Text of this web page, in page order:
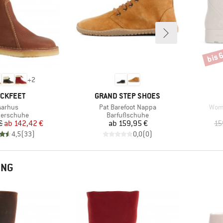
+2
Preis
reduzierter Preis
ab 142,42 €
4,5(33)
MARKE
GRAND STEP SHOES
Artikel
Pat Barefoot Nappa
Produktgruppe
Barfußschuhe
Preis
ab 159,95 €
0,0(0)
bis